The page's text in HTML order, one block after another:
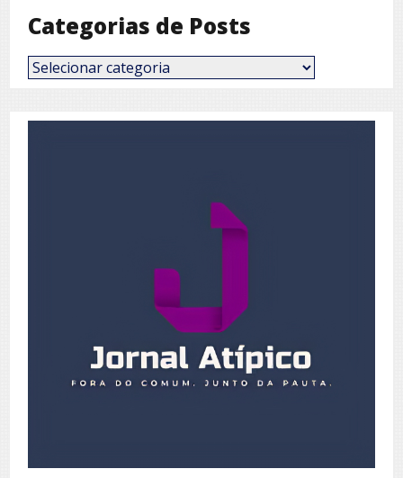
Categorias de Posts
Categorias
de